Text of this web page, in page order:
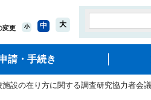
変更 小 中 大
請・手続き
設の在り方に関する調査研究協力者会